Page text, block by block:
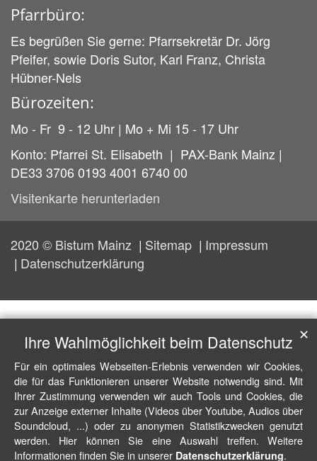
Pfarrbüro:
Es begrüßen Sie gerne: Pfarrsekretär Dr. Jörg
Pfeifer, sowie Doris Sutor, Karl Franz, Christa
Hübner-Nels
Bürozeiten:
Mo - Fr 9 - 12 Uhr | Mo + Mi 15 - 17 Uhr
Konto: Pfarrei St. Elisabeth | PAX-Bank Mainz |
DE33 3706 0193 4001 6740 00
Visitenkarte herunterladen
2020 © Bistum Mainz Sitemap
Impressum
Datenschutzerklärung
Ihre Wahlmöglichkeit beim Datenschutz
Für ein optimales Webseiten-Erlebnis verwenden wir Cookies,
die für das Funktionieren unserer Website notwendig sind. Mit
Ihrer Zustimmung verwenden wir auch Tools und Cookies, die
zur Anzeige externer Inhalte (Videos über Youtube, Audios über
Soundcloud, ...) oder zu anonymen Statistikzwecken genutzt
werden. Hier können Sie eine Auswahl treffen. Weitere
Informationen finden Sie in unserer Datenschutzerklärung.
✕